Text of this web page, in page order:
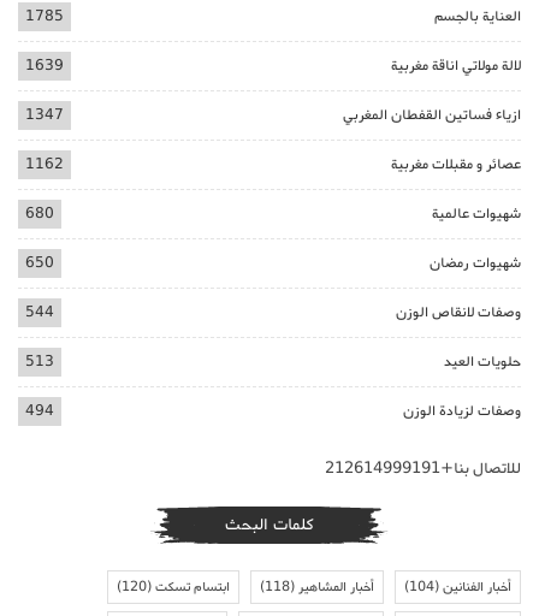
العناية بالجسم 1785
لالة مولاتي اناقة مغربية 1639
ازياء فساتين القفطان المغربي 1347
عصائر و مقبلات مغربية 1162
شهيوات عالمية 680
شهيوات رمضان 650
وصفات لانقاص الوزن 544
حلويات العيد 513
وصفات لزيادة الوزن 494
للاتصال بنا+212614999191
كلمات البحث
أخبار الفنانين(104) أخبار المشاهير(118) ابتسام تسكت(120)